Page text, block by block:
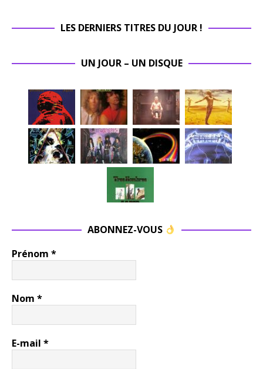
LES DERNIERS TITRES DU JOUR !
UN JOUR – UN DISQUE
ABONNEZ-VOUS
Prénom *
Nom *
E-mail *